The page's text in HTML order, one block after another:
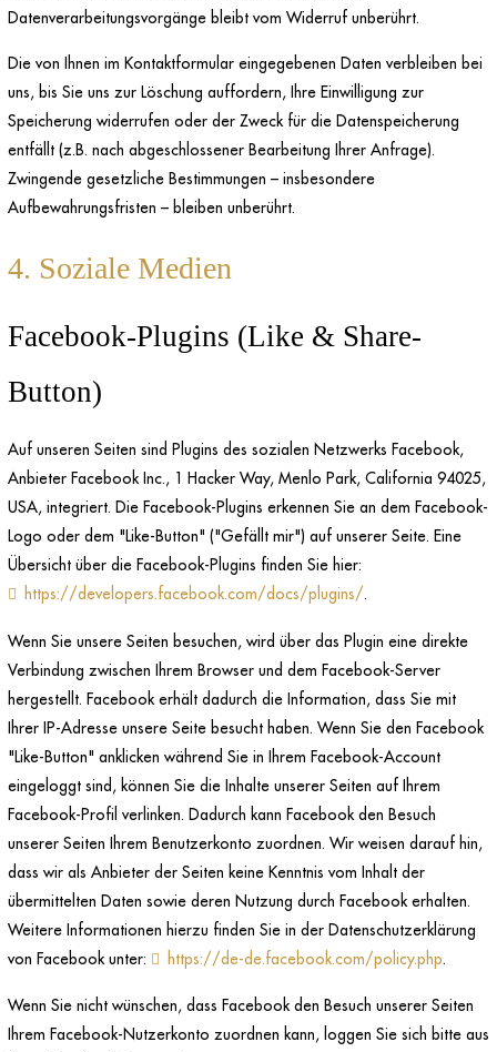
Datenverarbeitungsvorgänge bleibt vom Widerruf unberührt.
Die von Ihnen im Kontaktformular eingegebenen Daten verbleiben bei
uns, bis Sie uns zur Löschung auffordern, Ihre Einwilligung zur
Speicherung widerrufen oder der Zweck für die Datenspeicherung
entfällt (z.B. nach abgeschlossener Bearbeitung Ihrer Anfrage).
Zwingende gesetzliche Bestimmungen – insbesondere
Aufbewahrungsfristen – bleiben unberührt.
4. Soziale Medien
Facebook-Plugins (Like & Share-
Button)
Auf unseren Seiten sind Plugins des sozialen Netzwerks Facebook,
Anbieter Facebook Inc., 1 Hacker Way, Menlo Park, California 94025,
USA, integriert. Die Facebook-Plugins erkennen Sie an dem Facebook-
Logo oder dem "Like-Button" ("Gefällt mir") auf unserer Seite. Eine
Übersicht über die Facebook-Plugins finden Sie hier:
https://developers.facebook.com/docs/plugins/.
Wenn Sie unsere Seiten besuchen, wird über das Plugin eine direkte
Verbindung zwischen Ihrem Browser und dem Facebook-Server
hergestellt. Facebook erhält dadurch die Information, dass Sie mit
Ihrer IP-Adresse unsere Seite besucht haben. Wenn Sie den Facebook
"Like-Button" anklicken während Sie in Ihrem Facebook-Account
eingeloggt sind, können Sie die Inhalte unserer Seiten auf Ihrem
Facebook-Profil verlinken. Dadurch kann Facebook den Besuch
unserer Seiten Ihrem Benutzerkonto zuordnen. Wir weisen darauf hin,
dass wir als Anbieter der Seiten keine Kenntnis vom Inhalt der
übermittelten Daten sowie deren Nutzung durch Facebook erhalten.
Weitere Informationen hierzu finden Sie in der Datenschutzerklärung
von Facebook unter:
https://de-de.facebook.com/policy.php.
Wenn Sie nicht wünschen, dass Facebook den Besuch unserer Seiten
Ihrem Facebook-Nutzerkonto zuordnen kann, loggen Sie sich bitte aus